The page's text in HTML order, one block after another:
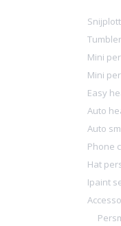
Mini
Mini
Easy
Auto
Auto
Phone
Hat
Ipaint